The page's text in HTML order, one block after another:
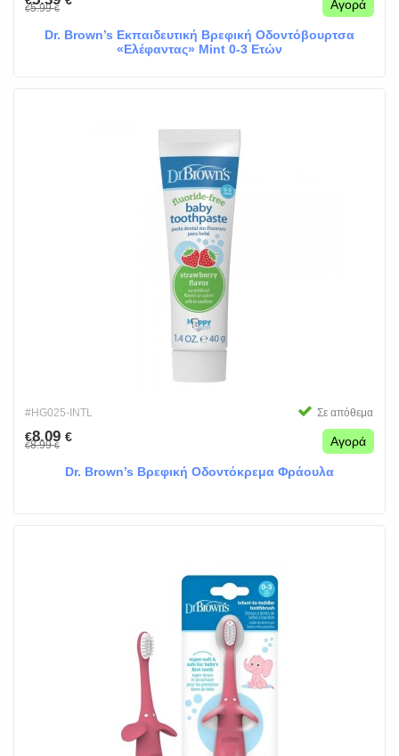
€5.99€ Αγορά
Dr. Brown’s Εκπαιδευτική Βρεφική Οδοντόβουρτσα
«Ελέφαντας» Mint 0-3 Ετών
#HG025-INTL Σε απόθεμα
€8.09 €
€8.99€ Αγορά
Dr. Brown’s Βρεφική Οδοντόκρεμα Φράουλα